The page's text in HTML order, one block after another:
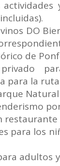
DO
de
para la
para los
adultos